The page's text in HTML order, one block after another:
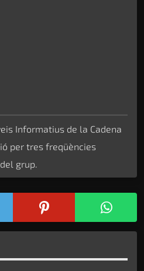
Informatius de la Cadena
per tres freqüències
grup.